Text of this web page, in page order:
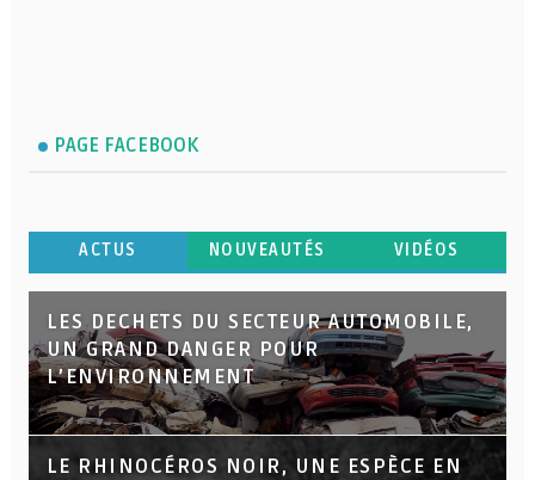
PAGE FACEBOOK
ACTUS NOUVEAUTÉS VIDÉOS
LES DECHETS DU SECTEUR AUTOMOBILE,
UN GRAND DANGER POUR
L’ENVIRONNEMENT
LE RHINOCÉROS NOIR, UNE ESPÈCE EN